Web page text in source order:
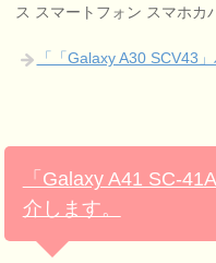
ス スマートフォン スマホカ
「「Galaxy A30 SCV43
「Galaxy A41 SC-
介します。